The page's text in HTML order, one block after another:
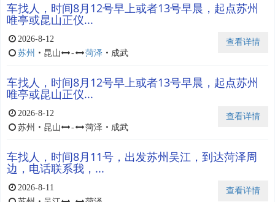
车找人，时间8月12号早上或者13号早晨，起点苏州
唯亭或昆山正仪...
查看详情
2026-8-12
苏州 ・ 昆山 - 菏泽・ 成武
车找人，时间8月12号早上或者13号早晨，起点苏州
唯亭或昆山正仪...
查看详情
2026-8-12
苏州 ・ 昆山 - 菏泽・ 成武
车找人，时间8月11号，出发苏州吴江，到达菏泽周
边，电话联系我，...
查看详情
2026-8-11